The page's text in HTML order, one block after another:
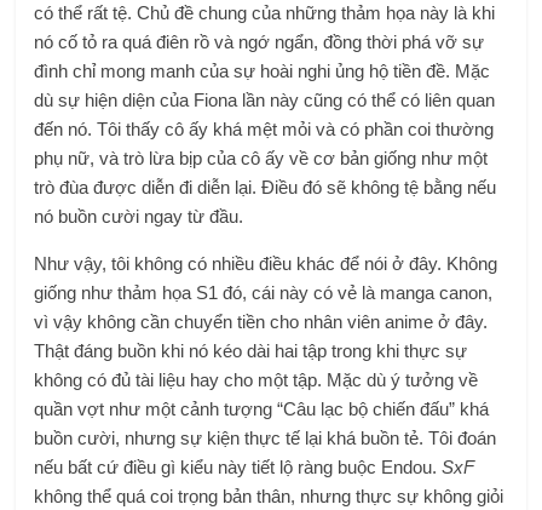
có thể rất tệ. Chủ đề chung của những thảm họa này là khi
nó cố tỏ ra quá điên rồ và ngớ ngẩn, đồng thời phá vỡ sự
đình chỉ mong manh của sự hoài nghi ủng hộ tiền đề. Mặc
dù sự hiện diện của Fiona lần này cũng có thể có liên quan
đến nó. Tôi thấy cô ấy khá mệt mỏi và có phần coi thường
phụ nữ, và trò lừa bịp của cô ấy về cơ bản giống như một
trò đùa được diễn đi diễn lại. Điều đó sẽ không tệ bằng nếu
nó buồn cười ngay từ đầu.
Như vậy, tôi không có nhiều điều khác để nói ở đây. Không
giống như thảm họa S1 đó, cái này có vẻ là manga canon,
vì vậy không cần chuyển tiền cho nhân viên anime ở đây.
Thật đáng buồn khi nó kéo dài hai tập trong khi thực sự
không có đủ tài liệu hay cho một tập. Mặc dù ý tưởng về
quần vợt như một cảnh tượng “Câu lạc bộ chiến đấu” khá
buồn cười, nhưng sự kiện thực tế lại khá buồn tẻ. Tôi đoán
nếu bất cứ điều gì kiểu này tiết lộ ràng buộc Endou.SxF
không thể quá coi trọng bản thân, nhưng thực sự không giỏi